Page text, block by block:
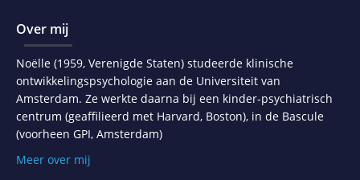
Over mij
Noëlle (1959, Verenigde Staten) studeerde klinische
ontwikkelingspsychologie aan de Universiteit van
Amsterdam. Ze werkte daarna bij een kinder-psychiatrisch
centrum (geaffilieerd met Harvard, Boston), in de Bascule
(voorheen GPI, Amsterdam)
Meer over mij